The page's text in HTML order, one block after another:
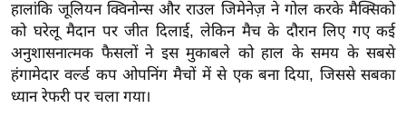
ख्सि
य
त
यं
हालांकि जूलियन क्विनोन्स और राउल जिमेनेज़ ने गोल करके मैक्सिको
को घरेलू मैदान पर जीत दिलाई, लेकिन मैच के दौरान लिए गए कई
अनुशासनात्मक फैसलों ने इस मुकाबले को हाल के समय के सबसे
हंगामेदार वर्ल्ड कप ओपनिंग मैचों में से एक बना दिया, जिससे सबका
ध्यान रेफरी पर चला गया।